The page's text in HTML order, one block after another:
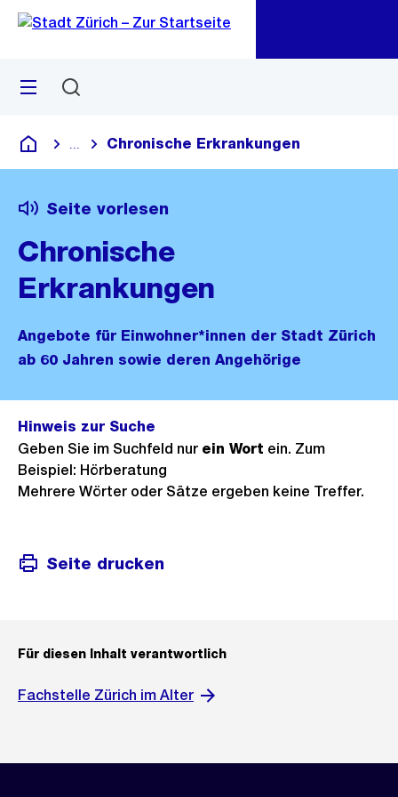
Navigation
Sprunglink
Menü
Deutsch
Blende alle Breadcrumbs ein
Chronische Erkrankungen
Seite vorlesen
Chronische
Erkrankungen
Angebote für Einwohner*innen der Stadt Zürich
ab 60 Jahren sowie deren Angehörige
Hinweis zur Suche
Geben Sie im Suchfeld nur ein Wort ein. Zum
Beispiel: Hörberatung
Mehrere Wörter oder Sätze ergeben keine Treffer.
Seite drucken
Für diesen Inhalt verantwortlich
Fachstelle Zürich im Alter